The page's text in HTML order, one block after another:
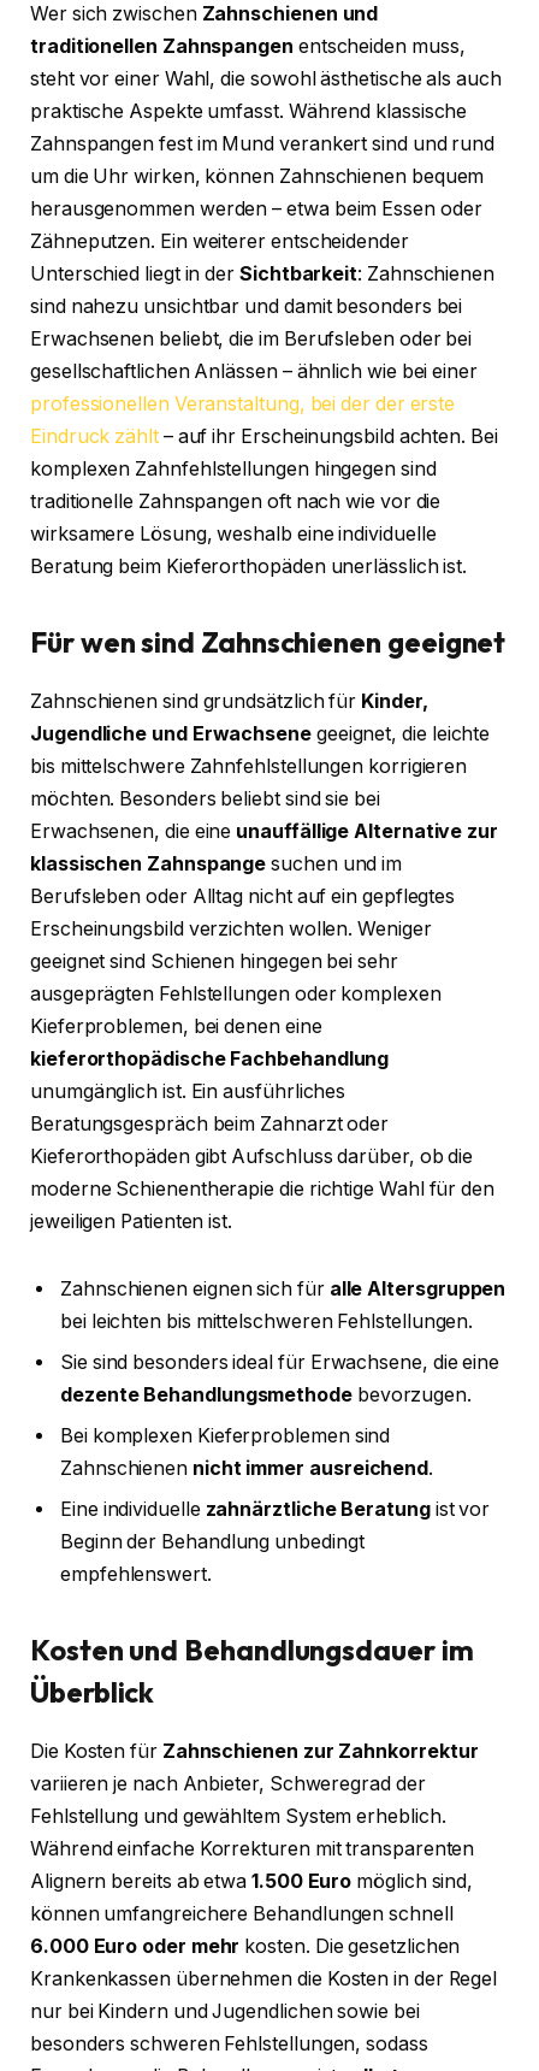
Wer sich zwischen Zahnschienen und
traditionellen Zahnspangen entscheiden muss,
steht vor einer Wahl, die sowohl ästhetische als auch
praktische Aspekte umfasst. Während klassische
Zahnspangen fest im Mund verankert sind und rund
um die Uhr wirken, können Zahnschienen bequem
herausgenommen werden – etwa beim Essen oder
Zähneputzen. Ein weiterer entscheidender
Unterschied liegt in derSichtbarkeit: Zahnschienen
sind nahezu unsichtbar und damit besonders bei
Erwachsenen beliebt, die im Berufsleben oder bei
gesellschaftlichen Anlässen – ähnlich wie bei einer
professionellen Veranstaltung, bei der der erste
Eindruck zählt– auf ihr Erscheinungsbild achten. Bei
komplexen Zahnfehlstellungen hingegen sind
traditionelle Zahnspangen oft nach wie vor die
wirksamere Lösung, weshalb eine individuelle
Beratung beim Kieferorthopäden unerlässlich ist.
Für wen sind Zahnschienen geeignet
Zahnschienen sind grundsätzlich für Kinder,
Jugendliche und Erwachsenegeeignet, die leichte
bis mittelschwere Zahnfehlstellungen korrigieren
möchten. Besonders beliebt sind sie bei
Erwachsenen, die eine unauffällige Alternative zur
klassischen Zahnspange suchen und im
Berufsleben oder Alltag nicht auf ein gepflegtes
Erscheinungsbild verzichten wollen. Weniger
geeignet sind Schienen hingegen bei sehr
ausgeprägten Fehlstellungen oder komplexen
Kieferproblemen, bei denen eine
kieferorthopädische Fachbehandlung
unumgänglich ist. Ein ausführliches
Beratungsgespräch beim Zahnarzt oder
Kieferorthopäden gibt Aufschluss darüber, ob die
moderne Schienentherapie die richtige Wahl für den
jeweiligen Patienten ist.
Zahnschienen eignen sich für alle Altersgruppen
bei leichten bis mittelschweren Fehlstellungen.
Sie sind besonders ideal für Erwachsene, die eine
dezente Behandlungsmethodebevorzugen.
Bei komplexen Kieferproblemen sind
Zahnschienen nicht immer ausreichend.
Eine individuelle zahnärztliche Beratungist vor
Beginn der Behandlung unbedingt
empfehlenswert.
Kosten und Behandlungsdauer im
Überblick
Die Kosten für Zahnschienen zur Zahnkorrektur
variieren je nach Anbieter, Schweregrad der
Fehlstellung und gewähltem System erheblich.
Während einfache Korrekturen mit transparenten
Alignern bereits ab etwa1.500 Euro möglich sind,
können umfangreichere Behandlungen schnell
6.000 Euro oder mehr kosten. Die gesetzlichen
Krankenkassen übernehmen die Kosten in der Regel
nur bei Kindern und Jugendlichen sowie bei
besonders schweren Fehlstellungen, sodass